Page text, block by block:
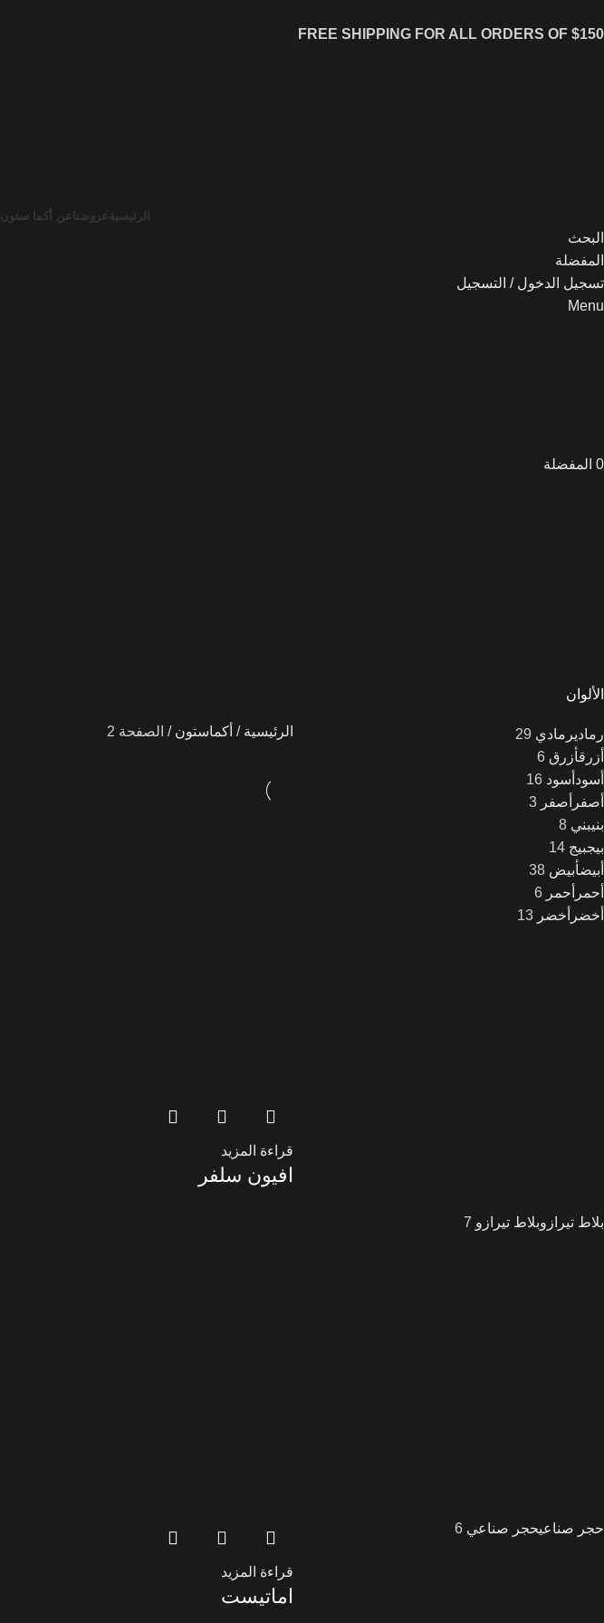
FREE SHIPPING FOR ALL ORDERS OF $150
الرئيسية عروضنا عن أكما ستون
البحث
المفضلة
تسجيل الدخول / التسجيل
Menu
0 المفضلة
الألوان
رماديرمادي 29
أزرقأزرق 6
أسود أسود 16
أصفر أصفر 3
بنيبني 8
بيجبيج 14
أبيضأبيض 38
أحمر أحمر 6
أخضر أخضر 13
بلاط تيرازوبلاط تيرازو 7
حجر صناعيحجر صناعي 6
الرئيسية أكماستون الصفحة 2
قراءة المزيد
افيون سلفر
قراءة المزيد
اماتيست